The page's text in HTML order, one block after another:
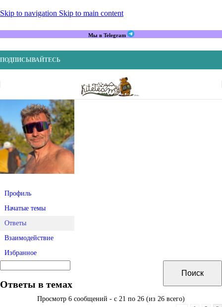
Skip to navigation Skip to main content
Мы в Telegram
ПОДПИСЫВАЙТЕСЬ
Профиль
Начатые темы
Ответы
Взаимодействие
Избранное
Ответы в темах
Просмотр 6 сообщений - с 21 по 26 (из 26 всего)